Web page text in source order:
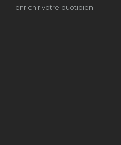
enrichir votre quotidien.